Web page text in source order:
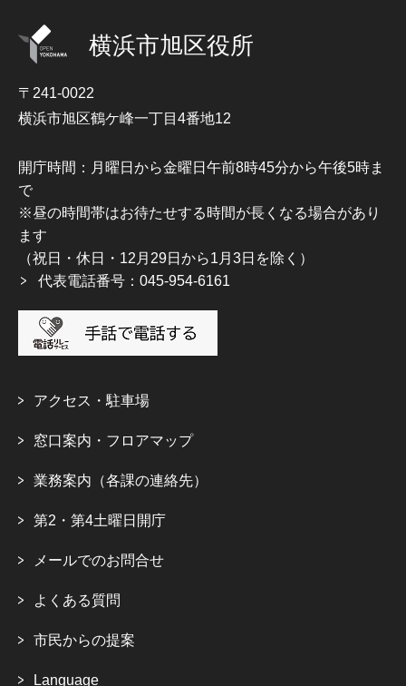
横浜市旭区役所
〒241-0022
横浜市旭区鶴ケ峰一丁目4番地12
開庁時間：月曜日から金曜日午前8時45分から午後5時ま
で
※昼の時間帯はお待たせする時間が長くなる場合があり
ます
（祝日・休日・12月29日から1月3日を除く）
代表電話番号：045-954-6161
アクセス・駐車場
窓口案内・フロアマップ
業務案内（各課の連絡先）
第2・第4土曜日開庁
メールでのお問合せ
よくある質問
市民からの提案
Language